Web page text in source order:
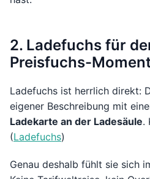
2. Ladefuchs für
Preisfuchs-
Ladefuchs ist herrlich direkt:
eigener Beschreibung mit
Ladekarte an der Ladesäule.
(Ladefuchs)
Genau deshalb fühlt sie sich